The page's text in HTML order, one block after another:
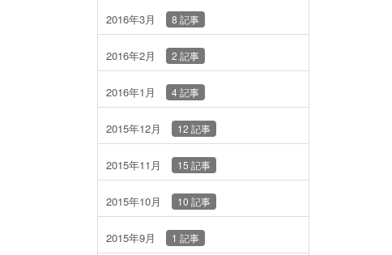
2016年3月 8 記事
2016年2月 2 記事
2016年1月 4 記事
2015年12月 12 記事
2015年11月 15 記事
2015年10月 10 記事
2015年9月 1 記事